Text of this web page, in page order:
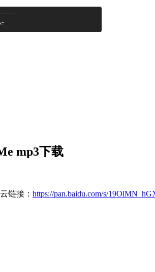
mp3下载
链接： https://pan.baidu.com/s/